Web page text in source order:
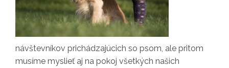
návštevníkov prichádzajúcich so psom, ale pritom
musíme myslieť aj na pokoj všetkých našich